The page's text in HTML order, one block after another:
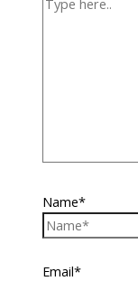
Name*
Email*